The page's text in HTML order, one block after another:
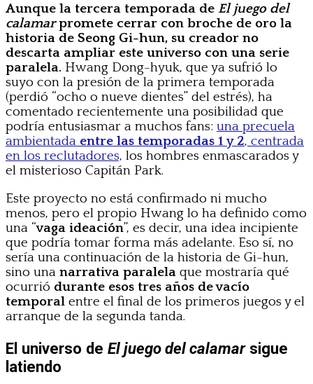
Aunque la tercera temporada de El juego del
calamarpromete cerrar con broche de oro la
historia de Seong Gi-hun, su creador no
descarta ampliar este universo con una serie
paralela. Hwang Dong-hyuk, que ya sufrió lo
suyo con la presión de la primera temporada
(perdió “ocho o nueve dientes” del estrés), ha
comentado recientemente una posibilidad que
podría entusiasmar a muchos fans: una precuela
ambientada entre las temporadas 1 y 2, centrada
en los reclutadores, los hombres enmascarados y
el misterioso Capitán Park.
Este proyecto no está confirmado ni mucho
menos, pero el propio Hwang lo ha definido como
una “vaga ideación”, es decir, una idea incipiente
que podría tomar forma más adelante. Eso sí, no
sería una continuación de la historia de Gi-hun,
sino una narrativa paralela que mostraría qué
ocurrió durante esos tres años de vacío
temporal entre el final de los primeros juegos y el
arranque de la segunda tanda.
El universo de El juego del calamarsigue
latiendo